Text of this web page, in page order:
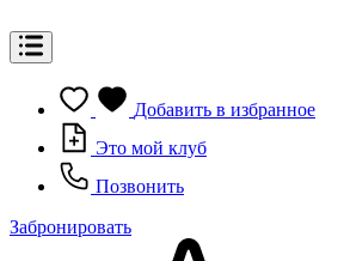
Добавить в избранное
Это мой клуб
Позвонить
Забронировать